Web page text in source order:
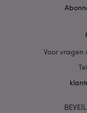
Voor vragen
PHPSESSID